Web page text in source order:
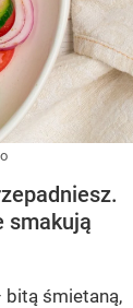
smakują
bitą śmietaną,